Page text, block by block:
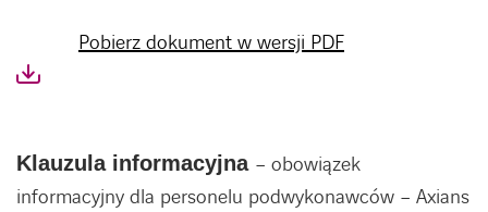
Pobierz dokument w wersji PDF
Klauzula informacyjna – obowiązek
informacyjny dla personelu podwykonawców – Axians